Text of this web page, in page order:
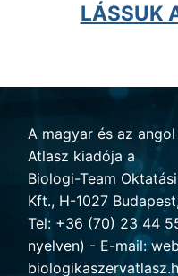
LÁSSUK
A magyar és az
Atlasz kiadója a
Biologi-Team
Kft., H-1027
Tel: +36 (70) 23 44
nyelven) - E-mail: